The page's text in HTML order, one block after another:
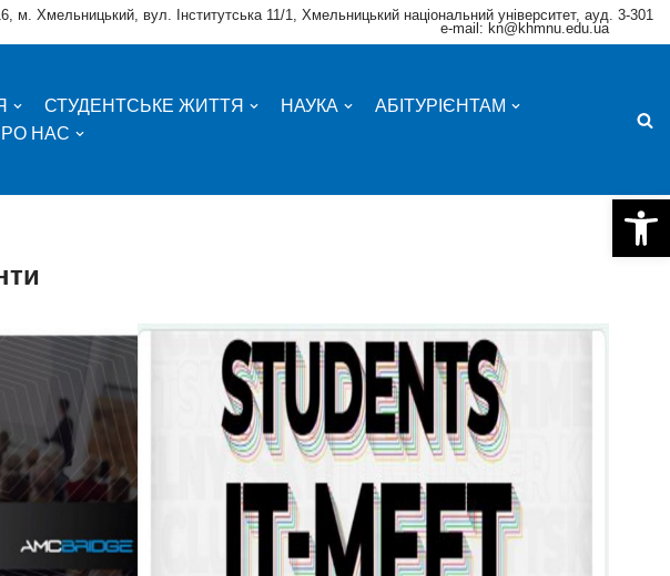
м. Хмельницький, вул. Інститутська 11/1, Хмельницький національний університет, ауд. 3-301
e-mail: kn@khmnu.edu.ua
СТУДЕНТСЬКЕ ЖИТТЯ НАУКА
АБІТУРІЄНТАМ
НАС